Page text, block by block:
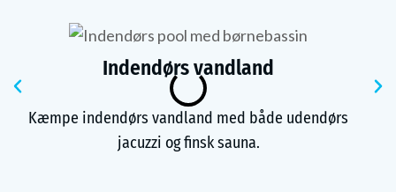
Indendørs vandland
Kæmpe indendørs vandland med både udendørs
jacuzzi og finsk sauna.